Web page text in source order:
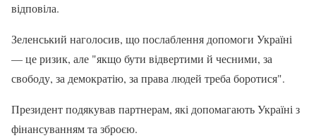
відповіла.
Зеленський наголосив, що послаблення допомоги Україні
— це ризик, але "якщо бути відвертими й чесними, за
свободу, за демократію, за права людей треба боротися".
Президент подякував партнерам, які допомагають Україні з
фінансуванням та зброєю.